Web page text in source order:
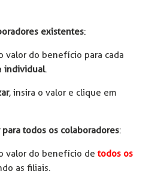
existentes:
valor do benefício para cada
individual.
, insira o valor e clique em
todos os colaboradores:
valor do benefício detodos os
as filiais.